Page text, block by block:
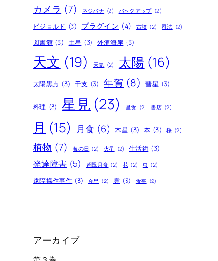
カメラ (7) ネジバナ (2) バックアップ (2)
ビジョルド (3) プラグイン (4) 古墳 (2) 司法 (2)
図書館 (3) 土星 (3) 外浦海岸 (3)
天文 (19) 天気 (2) 太陽 (16)
太陽黒点 (3) 干支 (3) 年賀 (8) 彗星 (3)
料理 (3) 星見 (23) 星食 (2) 書店 (2)
月 (15) 月食 (6) 木星 (3) 本 (3) 桜 (2)
植物 (7) 海の日 (2) 火星 (2) 生活術 (3)
発達障害 (5) 皆既月食 (2) 花 (2) 虫 (2)
遠隔操作事件 (3) 金星 (2) 雲 (3) 食事 (2)
アーカイブ